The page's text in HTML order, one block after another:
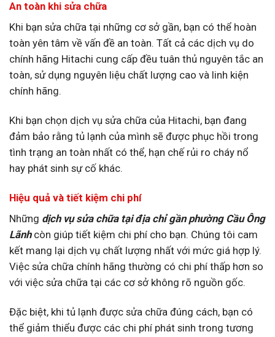
An toàn khi sửa chữa
Khi bạn sửa chữa tại những cơ sở gần, bạn có thể hoàn
toàn yên tâm về vấn đề an toàn. Tất cả các dịch vụ do
chính hãng Hitachi cung cấp đều tuân thủ nguyên tắc an
toàn, sử dụng nguyên liệu chất lượng cao và linh kiện
chính hãng.
Khi bạn chọn dịch vụ sửa chữa của Hitachi, bạn đang
đảm bảo rằng tủ lạnh của mình sẽ được phục hồi trong
tình trạng an toàn nhất có thể, hạn chế rủi ro cháy nổ
hay phát sinh sự cố khác.
Hiệu quả và tiết kiệm chi phí
Những dịch vụ sửa chữa tại địa chỉ gần phường Cầu Ông
Lãnhcòn giúp tiết kiệm chi phí cho bạn. Chúng tôi cam
kết mang lại dịch vụ chất lượng nhất với mức giá hợp lý.
Việc sửa chữa chính hãng thường có chi phí thấp hơn so
với việc sửa chữa tại các cơ sở không rõ nguồn gốc.
Đặc biệt, khi tủ lạnh được sửa chữa đúng cách, bạn có
thể giảm thiểu được các chi phí phát sinh trong tương